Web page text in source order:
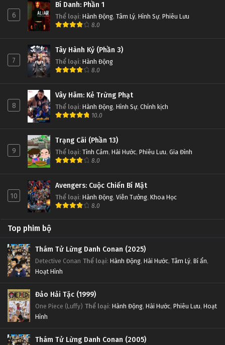
6
Bí Danh: Phần 1
Thể loại: Hành Động, Tâm Lý, Hình Sự, Phiêu Lưu
8.0
7
Tây Hành Kỷ (Phần 3)
Thể loại: Hành Động
8.0
8
Vây Hãm: Kẻ Trừng Phạt
Thể loại: Hành Động, Hình Sự, Chính kịch
10.0
9
Trạng Cãi (Phần 13)
Thể loại: Tình Cảm, Hài Hước, Phiêu Lưu, Gia Đình
8.0
10
Avengers: Cuộc Chiến Bí Mật
Thể loại: Hành Động, Viễn Tưởng, Khoa Học
8.0
Top phim bộ
Thám Tử Lừng Danh Conan (2025)
Detective Conan Thể loại: Hành Động, Hài Hước, Tâm Lý, Bí ẩn,
Hoạt Hình
Đảo Hải Tặc (1999)
One Piece (Luffy) Thể loại: Hành Động, Hài Hước, Phiêu Lưu, Hoạt
Hình
Thám Tử Lừng Danh Conan (2005)